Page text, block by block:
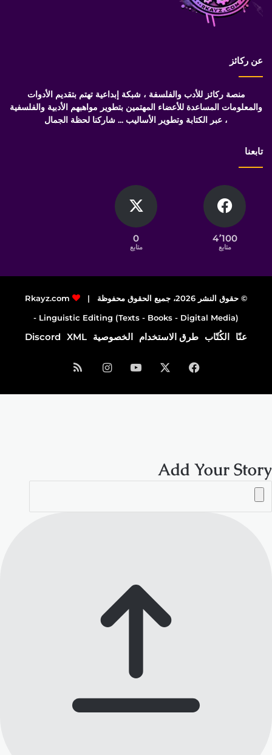
عن ركائز
منصة ركائز للأدب والفلسفة ، شبكة إبداعية تهتم بتقديم الأدوات
والمعلومات المساعدة للأعضاء المهتمين بتطوير مواهبهم الأدبية والفلسفية
، عبر الكتابة وتطوير الأساليب ... شاركنا لحظة الجمال
تابعنا
4٬100
متابع
0
متابع
© حقوق النشر 2026، جميع الحقوق محفوظة |
Rkayz.com
Linguistic Editing (Texts - Books - Digital Media) -
عنّا الكُتّاب طرق الاستخدام الخصوصية XML
Discord
فيسبوك ‫YouTubeانستقرامملخص
الموقع
Add Your Story